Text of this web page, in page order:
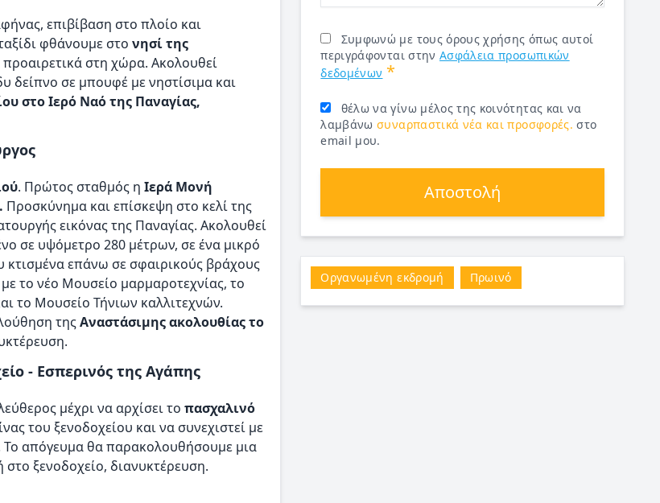
επιβίβαση στο πλοίο και
φθάνουμε στο νησί της
στη χώρα. Ακολουθεί
δείπνο σε μπουφέ με νηστίσιμα και
στο Ιερό Ναό της Παναγίας,
. Πρώτος σταθμός η Ιερά Μονή
Προσκύνημα και επίσκεψη στο κελί της
εικόνας της Παναγίας. Ακολουθεί
σε υψόμετρο 280 μέτρων, σε ένα μικρό
κτισμένα επάνω σε σφαιρικούς βράχους
το νέο Μουσείο μαρμαροτεχνίας, το
το Μουσείο Τήνιων καλλιτεχνών.
τηςΑναστάσιμης ακολουθίας το
- Εσπερινός της Αγάπης
μέχρι να αρχίσει το πασχαλινό
του ξενοδοχείου και να συνεχιστεί με
Το απόγευμα θα παρακολουθήσουμε μια
στο ξενοδοχείο, διανυκτέρευση.
Συμφωνώ με τους όρους χρήσης όπως αυτοί
περιγράφονται στην Ασφάλεια προσωπικών
δεδομένων *
θέλω να γίνω μέλος της κοινότητας και να
λαμβάνωσυναρπαστικά νέα και προσφορές. στο
email μου.
Αποστολή
Οργανωμένη εκδρομή Πρωινό